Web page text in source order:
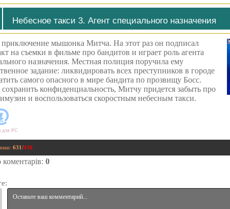
Небесное такси 3. Агент специального назначения
мышонка Митча. На этот раз он подписал
на съемки в фильме про бандитов и играет роль агента
назначения. Местная полиция поручила ему
задание: ликвидировать всех преступников в городе
самого опасного в мире бандита по прозвищу Босс.
конфиденциальность, Митчу придется забыть про
и воспользоваться скоростным небесным такси.
для PC
: 631 /436
: 0